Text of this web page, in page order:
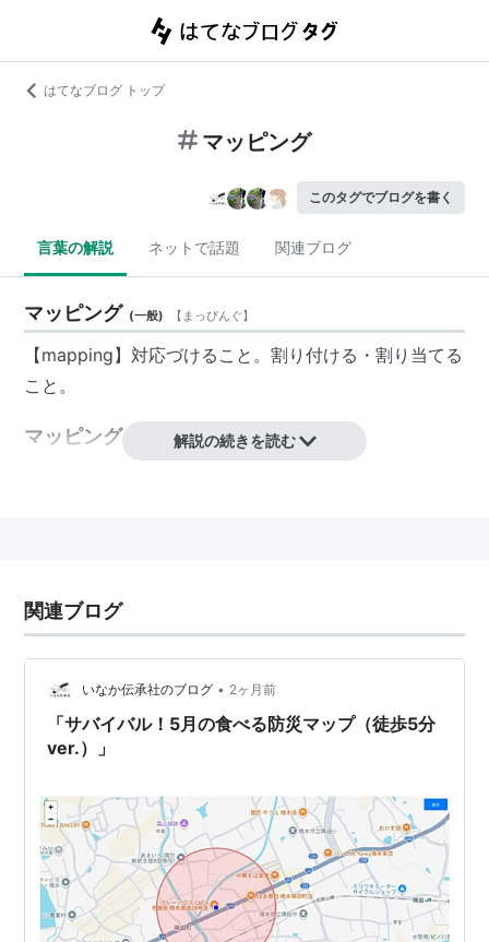
はてなブログ トップ
マッピング
このタグでブログを書く
言葉の解説 ネットで話題 関連ブログ
マッピング (一般) 【 まっぴんぐ】
【mapping】対応づけること。割り付ける・割り当てる
こと。
マッピング ) 【まっぴんぐ】
行なってくれるシステムもあれば、プレイヤーが実際に
紙に地図を書き込みながら作ることもある（TRPGの場
合は後者に限られる）。
解説の続きを読む
関連ブログ
いなか伝承社のブログ • 2ヶ月前
「サバイバル！5月の食べる防災マップ（徒歩5分
ver.）」